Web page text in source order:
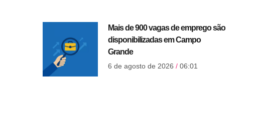
Mais de 900 vagas de emprego são
disponibilizadas em Campo
Grande
6 de agosto de 2026 06:01